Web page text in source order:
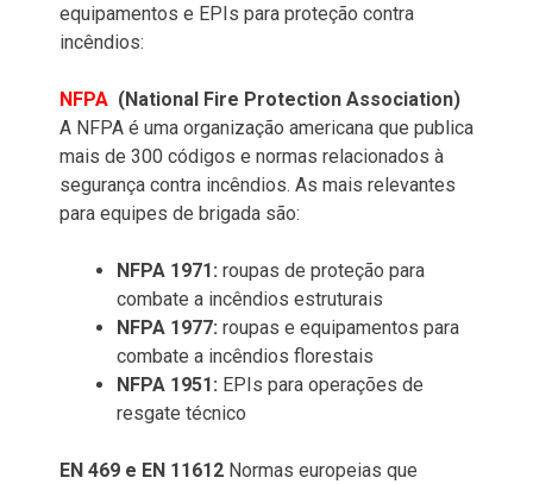
equipamentos e EPIs para proteção contra
incêndios:
NFPA (National Fire Protection Association)
A NFPA é uma organização americana que publica
mais de 300 códigos e normas relacionados à
segurança contra incêndios. As mais relevantes
para equipes de brigada são:
NFPA 1971: roupas de proteção para
combate a incêndios estruturais
NFPA 1977: roupas e equipamentos para
combate a incêndios florestais
NFPA 1951: EPIs para operações de
resgate técnico
EN 469 e EN 11612 Normas europeias que